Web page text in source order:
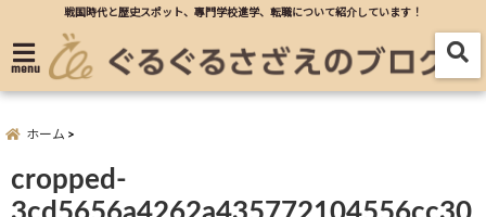
戦国時代と歴史スポット、專門学校進学、転職について紹介しています！
menu
ホーム
cropped-